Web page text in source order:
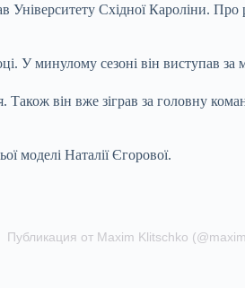
Університету Східної Кароліни.
У минулому сезоні він виступав
Також він вже зіграв за головну
моделі Наталії Єгорової.
Публикация от Maxim Klitschko